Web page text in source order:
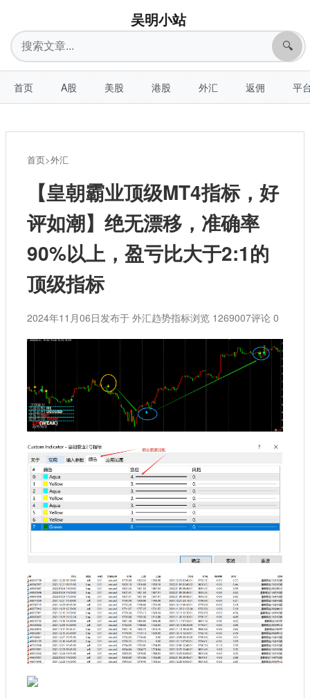
吴明小站
搜
索
🔍
首页 A股 美股 港股 外汇 返佣 平
首页>外汇
【皇朝霸业顶级MT4指标，好
评如潮】绝无漂移，准确率
90%以上，盈亏比大于2:1的
顶级指标
2024年11月06日发布于 外汇趋势指标浏览 1269007评论 0